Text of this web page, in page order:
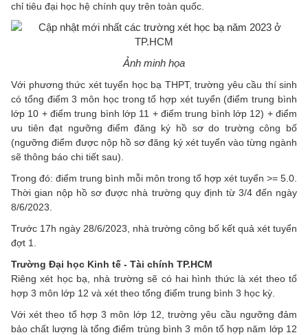
chỉ tiêu đại học hệ chính quy trên toàn quốc.
Ảnh minh họa
Với phương thức xét tuyển học bạ THPT, trường yêu cầu thí sinh
có tổng điểm 3 môn học trong tổ hợp xét tuyển (điểm trung bình
lớp 10 + điểm trung bình lớp 11 + điểm trung bình lớp 12) + điểm
ưu tiên đạt ngưỡng điểm đăng ký hồ sơ do trường công bố
(ngưỡng điểm được nộp hồ sơ đăng ký xét tuyển vào từng ngành
sẽ thông báo chi tiết sau).
Trong đó: điểm trung bình mỗi môn trong tổ hợp xét tuyển >= 5.0.
Thời gian nộp hồ sơ được nhà trường quy định từ 3/4 đến ngày
8/6/2023.
Trước 17h ngày 28/6/2023, nhà trường công bố kết quả xét tuyển
đợt 1.
Trường Đại học Kinh tế - Tài chính TP.HCM
Riêng xét học bạ, nhà trường sẽ có hai hình thức là xét theo tổ
hợp 3 môn lớp 12 và xét theo tổng điểm trung bình 3 học kỳ.
Với xét theo tổ hợp 3 môn lớp 12, trường yêu cầu ngưỡng đảm
bảo chất lượng là tổng điểm trùng bình 3 môn tổ hợp năm lớp 12